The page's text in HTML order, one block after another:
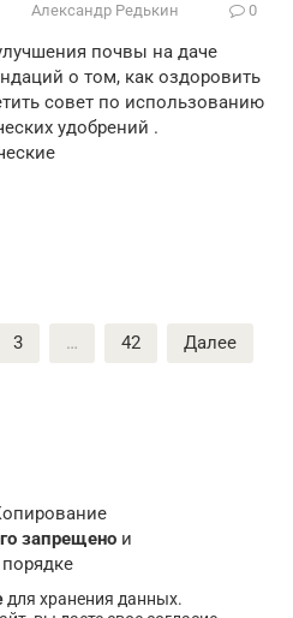
Александр Редькин 0
почвы на даче
о том, как оздоровить
совет по использованию
удобрений .
3 … 42 Далее
запрещено и
для хранения данных.